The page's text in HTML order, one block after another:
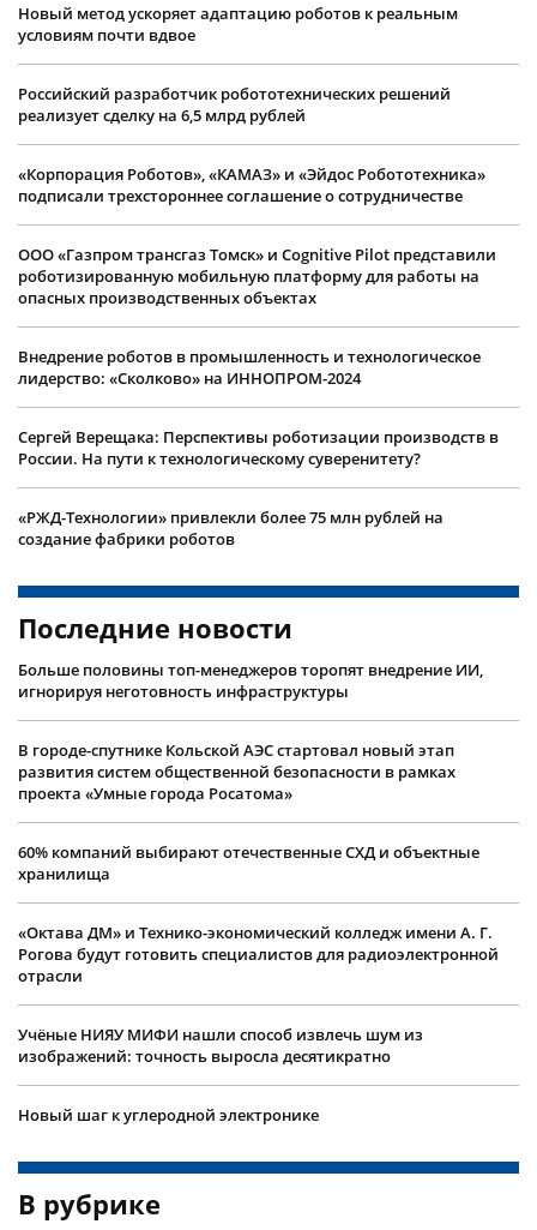
Новый метод ускоряет адаптацию роботов к реальным
условиям почти вдвое
Российский разработчик робототехнических решений
реализует сделку на 6,5 млрд рублей
«Корпорация Роботов», «КАМАЗ» и «Эйдос Робототехника»
подписали трехстороннее соглашение о сотрудничестве
ООО «Газпром трансгаз Томск» и Cognitive Pilot представили
роботизированную мобильную платформу для работы на
опасных производственных объектах
Внедрение роботов в промышленность и технологическое
лидерство: «Сколково» на ИННОПРОМ-2024
Сергей Верещака: Перспективы роботизации производств в
России. На пути к технологическому суверенитету?
«РЖД-Технологии» привлекли более 75 млн рублей на
создание фабрики роботов
Последние новости
Больше половины топ-менеджеров торопят внедрение ИИ,
игнорируя неготовность инфраструктуры
В городе-спутнике Кольской АЭС стартовал новый этап
развития систем общественной безопасности в рамках
проекта «Умные города Росатома»
60% компаний выбирают отечественные СХД и объектные
хранилища
«Октава ДМ» и Технико-экономический колледж имени А. Г.
Рогова будут готовить специалистов для радиоэлектронной
отрасли
Учëные НИЯУ МИФИ нашли способ извлечь шум из
изображений: точность выросла десятикратно
Новый шаг к углеродной электронике
В рубрике